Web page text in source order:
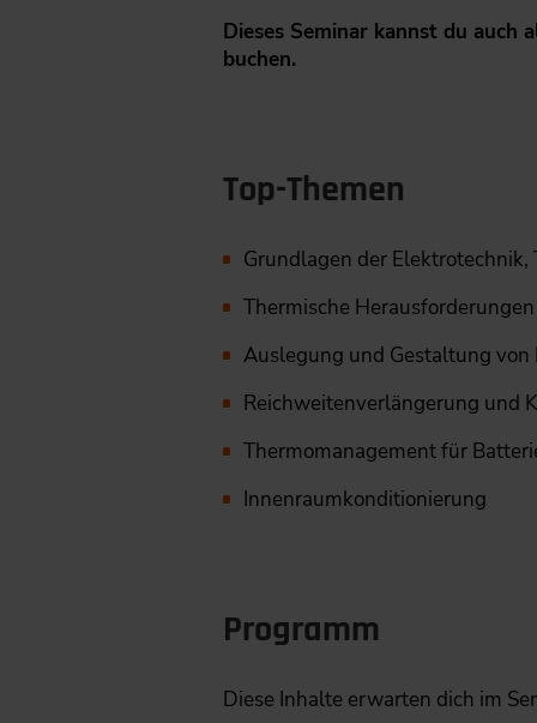
Dieses Seminar kannst du
buchen.
Top-Themen
Grundlagen der
Thermische
Auslegung und Gestaltung
Reichweitenverlängerung und
Thermomanagement für
Innenraumkonditionierung
Programm
Diese Inhalte erwarten dich im